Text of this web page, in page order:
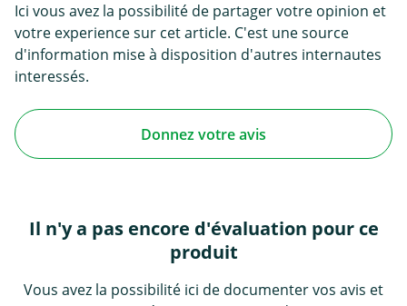
Ici vous avez la possibilité de partager votre opinion et
votre experience sur cet article. C'est une source
d'information mise à disposition d'autres internautes
interessés.
Donnez votre avis
Il n'y a pas encore d'évaluation pour ce
produit
Vous avez la possibilité ici de documenter vos avis et